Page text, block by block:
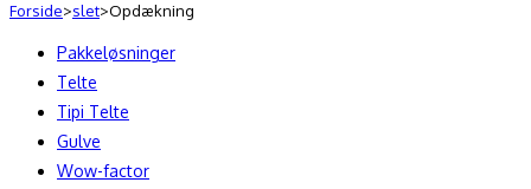
Forside>slet>Opdækning
Pakkeløsninger
Telte
Tipi Telte
Gulve
Wow-factor